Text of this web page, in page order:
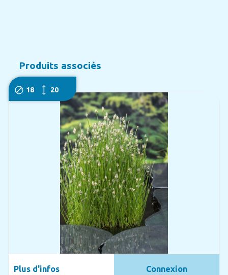
Produits associés
18 20
Plus d'infos Connexion